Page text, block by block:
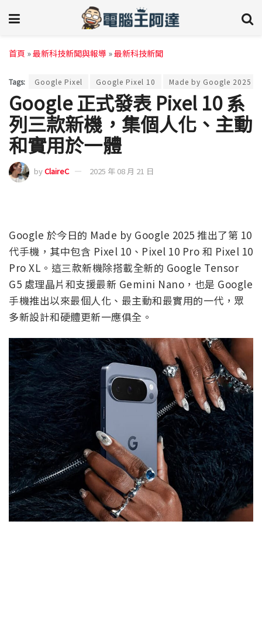
首頁 »最新科技新聞與報導 »最新科技新聞
Tags: Google Pixel Google Pixel 10 Made by Google 2025
Google 正式發表 Pixel 10 系
列三款新機，集個人化、主動
和實用於一體
byClaireC 2025 年 08 月 21 日
Google 於今日的 Made by Google 2025 推出了第 10
代手機，其中包含 Pixel 10、Pixel 10 Pro 和 Pixel 10
Pro XL。這三款新機除搭載全新的 Google Tensor
G5 處理晶片和支援最新 Gemini Nano，也是 Google
手機推出以來最個人化、最主動和最實用的一代，眾
多新設計和硬體更新一應俱全。